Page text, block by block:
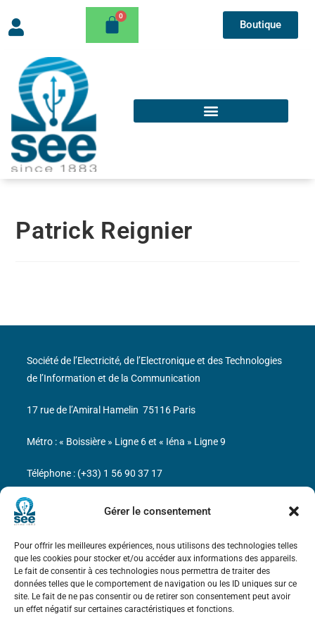
Gérer le consentement
Pour offrir les meilleures expériences, nous utilisons des technologies telles
que les cookies pour stocker et/ou accéder aux informations des appareils.
Le fait de consentir à ces technologies nous permettra de traiter des
données telles que le comportement de navigation ou les ID uniques sur ce
site. Le fait de ne pas consentir ou de retirer son consentement peut avoir
un effet négatif sur certaines caractéristiques et fonctions.
Boutique
Patrick Reignier
Bicentenaire des découvertes d’André-
Marie Ampère
Mentions légales
Société de l’Electricité, de l’Electronique et des Technologies
de l’Information et de la Communication
17 rue de l’Amiral Hamelin 75116 Paris
Métro : « Boissière » Ligne 6 et « Iéna » Ligne 9
Téléphone : (+33) 1 56 90 37 17
N° de SIREN : 785 393 232, Code APE : 9412Z TVA intra-
communautaire : FR44 785 393 232